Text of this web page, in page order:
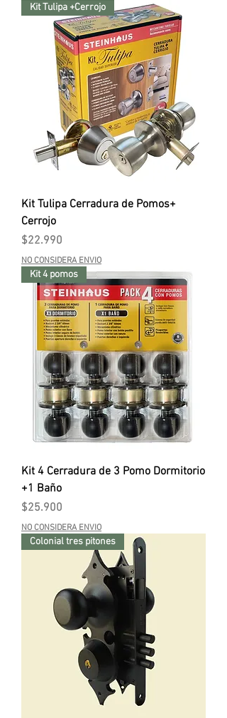
Kit Tulipa +Cerrojo
Kit Tulipa Cerradura de Pomos+
Cerrojo
Precio
$22.990
NO CONSIDERA ENVIO
Kit 4 pomos
Kit 4 Cerradura de 3 Pomo Dormitorio
+1 Baño
Precio
$25.900
NO CONSIDERA ENVIO
Colonial tres pitones